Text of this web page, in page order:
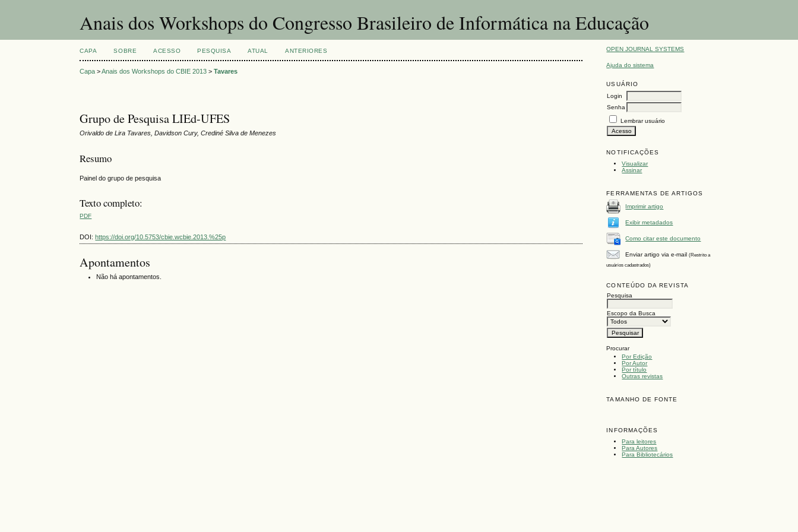
Anais dos Workshops do Congresso Brasileiro de Informática na Educação
OPEN JOURNAL SYSTEMS
Ajuda do sistema
USUÁRIO
Login
Senha
Lembrar usuário
NOTIFICAÇÕES
Visualizar
Assinar
FERRAMENTAS DE ARTIGOS
Imprimir artigo
Exibir metadados
Como citar este documento
Enviar artigo via e-mail(Restrito a
usuários cadastrados)
CONTEÚDO DA REVISTA
Pesquisa
Escopo da Busca
Procurar
Por Edição
Por Autor
Por título
Outras revistas
TAMANHO DE FONTE
INFORMAÇÕES
Para leitores
Para Autores
Para Bibliotecários
CAPA SOBRE ACESSO PESQUISA ATUAL ANTERIORES
Capa >Anais dos Workshops do CBIE 2013 >Tavares
Grupo de Pesquisa LIEd-UFES
Orivaldo de Lira Tavares, Davidson Cury, Crediné Silva de Menezes
Resumo
Painel do grupo de pesquisa
Texto completo:
PDF
DOI:https://doi.org/10.5753/cbie.wcbie.2013.%25p
Apontamentos
Não há apontamentos.